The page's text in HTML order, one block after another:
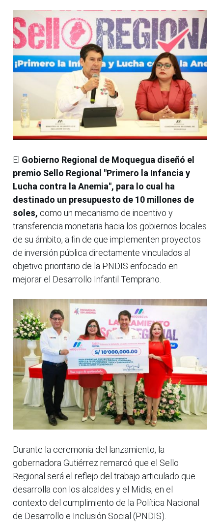
El Gobierno Regional de Moquegua diseñó el
premio Sello Regional "Primero la Infancia y
Lucha contra la Anemia", para lo cual ha
destinado un presupuesto de 10 millones de
soles, como un mecanismo de incentivo y
transferencia monetaria hacia los gobiernos locales
de su ámbito, a fin de que implementen proyectos
de inversión pública directamente vinculados al
objetivo prioritario de la PNDIS enfocado en
mejorar el Desarrollo Infantil Temprano.
Durante la ceremonia del lanzamiento, la
gobernadora Gutiérrez remarcó que el Sello
Regional será el reflejo del trabajo articulado que
desarrolla con los alcaldes y el Midis, en el
contexto del cumplimiento de la Política Nacional
de Desarrollo e Inclusión Social (PNDIS).